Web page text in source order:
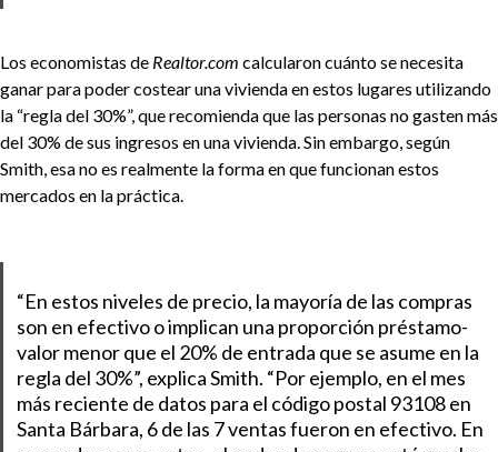
Los economistas de Realtor.com calcularon cuánto se necesita
ganar para poder costear una vivienda en estos lugares utilizando
la “regla del 30%”, que recomienda que las personas no gasten más
del 30% de sus ingresos en una vivienda. Sin embargo, según
Smith, esa no es realmente la forma en que funcionan estos
mercados en la práctica.
“En estos niveles de precio, la mayoría de las compras
son en efectivo o implican una proporción préstamo-
valor menor que el 20% de entrada que se asume en la
regla del 30%”, explica Smith. “Por ejemplo, en el mes
más reciente de datos para el código postal 93108 en
Santa Bárbara, 6 de las 7 ventas fueron en efectivo. En